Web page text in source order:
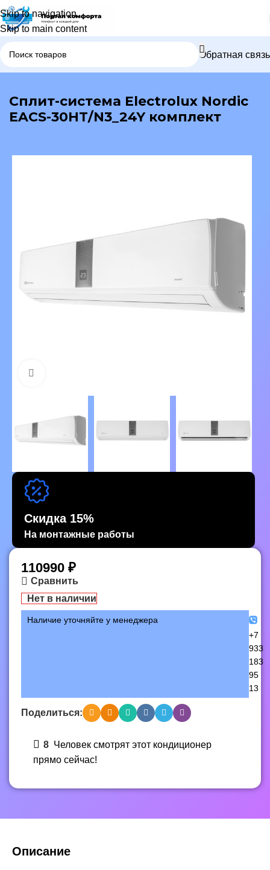
Skip to navigation
Skip to main content
Обратная связь
В каталог
Сплит-система Electrolux Nordic
EACS-30HT/N3_24Y комплект
Скидка 15%
На монтажные работы
110990 ₽
Сравнить
Нет в наличии
Наличие уточняйте у менеджера
+7
933
183
95
13
Поделиться:
8 Человек смотрят этот кондиционер
прямо сейчас!
Описание